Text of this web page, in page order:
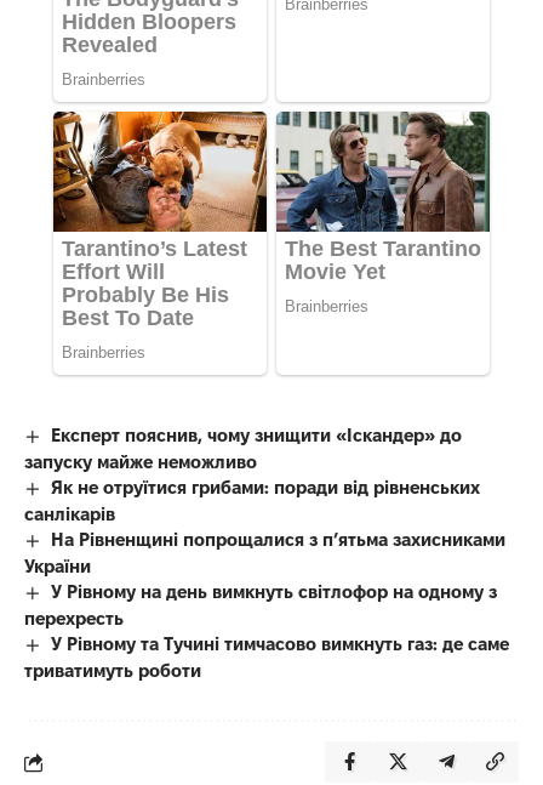
Експерт пояснив, чому знищити «Іскандер» до
запуску майже неможливо
Як не отруїтися грибами: поради від рівненських
санлікарів
На Рівненщині попрощалися з п’ятьма захисниками
України
У Рівному на день вимкнуть світлофор на одному з
перехресть
У Рівному та Тучині тимчасово вимкнуть газ: де саме
триватимуть роботи